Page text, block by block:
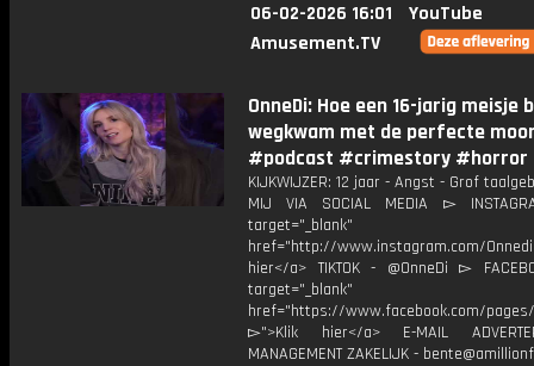
06-02-2026 16:01
YouTube
Amusement.TV
OnneDi: Hoe een 16-jarig meisje
wegkwam met de perfecte
#podcast #crimestory #horror
KIJKWIJZER: 12 jaar - Angst - Grof
MIJ VIA SOCIAL MEDIA ▻
target="_blank"
href="http://www.instagram.com/
hier</a> TIKTOK - @OnneDi ▻
target="_blank"
href="https://www.facebook.com/pages/
▻">Klik hier</a> E-MAIL
MANAGEMENT ZAKELIJK -